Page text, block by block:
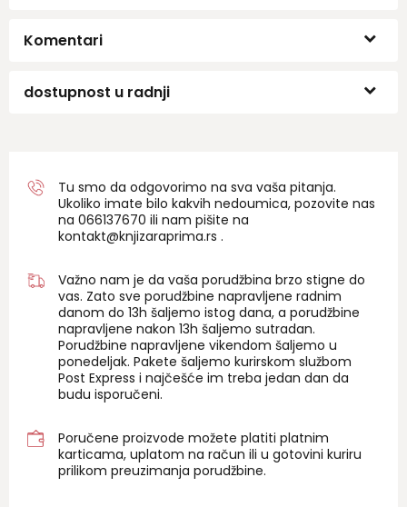
Komentari
dostupnost u radnji
Tu smo da odgovorimo na sva vaša pitanja.
Ukoliko imate bilo kakvih nedoumica, pozovite nas
na 066137670 ili nam pišite na
kontakt@knjizaraprima.rs .
Važno nam je da vaša porudžbina brzo stigne do
vas. Zato sve porudžbine napravljene radnim
danom do 13h šaljemo istog dana, a porudžbine
napravljene nakon 13h šaljemo sutradan.
Porudžbine napravljene vikendom šaljemo u
ponedeljak. Pakete šaljemo kurirskom službom
Post Express i najčešće im treba jedan dan da
budu isporučeni.
Poručene proizvode možete platiti platnim
karticama, uplatom na račun ili u gotovini kuriru
prilikom preuzimanja porudžbine.